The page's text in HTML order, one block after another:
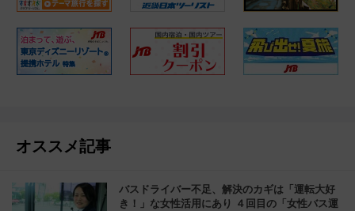
オススメ記事
バスドライバー不足、解決のカギは「運転大好
き！」な女性活用にあり ４回目の「女性バス運